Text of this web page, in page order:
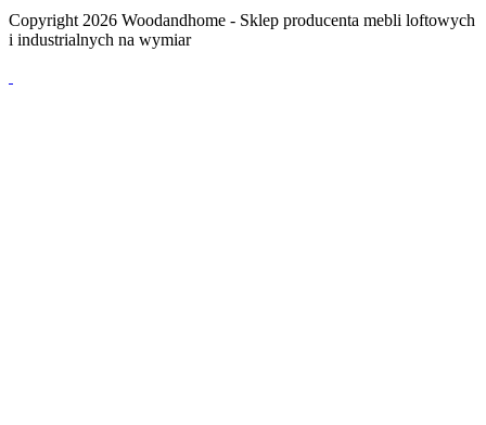
Copyright 2026 Woodandhome - Sklep producenta mebli loftowych
i industrialnych na wymiar